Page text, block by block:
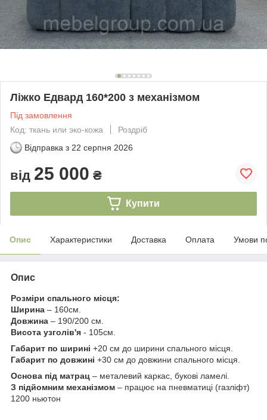
Ліжко Едвард 160*200 з механізмом
Під замовлення
Код: ткань или эко-кожа
Роздріб
Відправка з 22 серпня 2026
від 25 000 ₴
Купити
Опис Характеристики Доставка Оплата Умови
Опис
Розміри спального місця:
Ширина – 160см.
Довжина – 190/200 см.
Висота узголів'я - 105см.
Габарит по ширині +20 см до ширини спального місця.
Габарит по довжині +30 см до довжини спального місця.
Основа під матрац – металевий каркас, букові ламелі.
З підйомним механізмом – працює на пневматиці (газліфт)
1200 ньютон